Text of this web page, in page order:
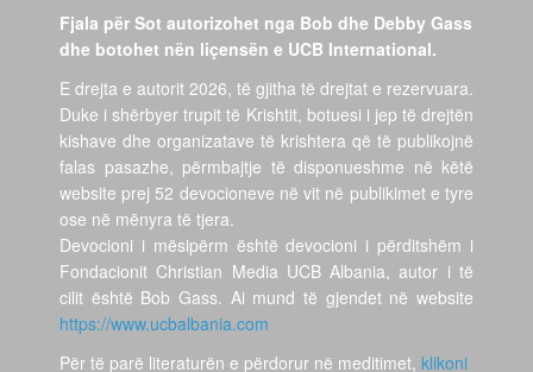
Fjala për Sot autorizohet nga Bob dhe Debby Gass
dhe botohet nën liçensën e UCB International.
E drejta e autorit 2026, të gjitha të drejtat e rezervuara.
Duke i shërbyer trupit të Krishtit, botuesi i jep të drejtën
kishave dhe organizatave të krishtera që të publikojnë
falas pasazhe, përmbajtje të disponueshme në këtë
website prej 52 devocioneve në vit në publikimet e tyre
ose në mënyra të tjera.
Devocioni i mësipërm është devocioni i përditshëm i
Fondacionit Christian Media UCB Albania, autor i të
cilit është Bob Gass. Ai mund të gjendet në website
https://www.ucbalbania.com
Për të parë literaturën e përdorur në meditimet, klikoni